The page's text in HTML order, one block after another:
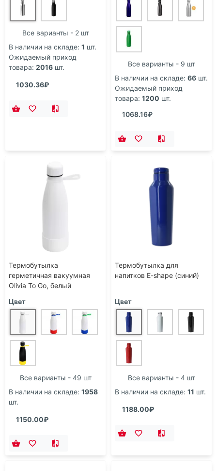
Все варианты - 2 шт
В наличии на складе: 1 шт.
Ожидаемый приход
товара: 2016 шт.
1030.36₽
Все варианты - 9 шт
В наличии на складе: 66 шт.
Ожидаемый приход
товара: 1200 шт.
1068.16₽
Термобутылка
герметичная вакуумная
Olivia To Go, белый
Цвет
Все варианты - 49 шт
В наличии на складе: 1958
шт.
1150.00₽
Термобутылка для
напитков E-shape (синий)
Цвет
Все варианты - 4 шт
В наличии на складе: 11 шт.
1188.00₽